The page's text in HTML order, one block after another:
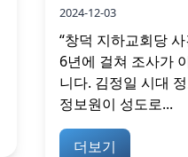
2024-12-03
“창덕 지하교회당
6년에 걸쳐 조사가
니다. 김정일 시대
정보원이 성도로...
더보기